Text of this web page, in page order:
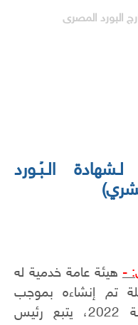
البورد المصرى
الـبُـورد
:
- هيئة عامة خدمية له
تم إنشاءه بموجب
القانون رقم (12) لسنة 2022، يتبع رئيس